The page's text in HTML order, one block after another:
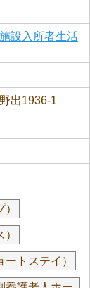
設入所者生活
出1936-1
トステイ）